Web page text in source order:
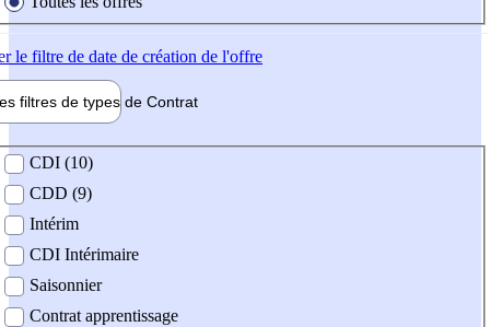
le filtre de date de création de l'offre
filtres de types de Contrat
contrat
CDI (10)
CDD (9)
Intérim
CDI Intérimaire
Saisonnier
Contrat apprentissage